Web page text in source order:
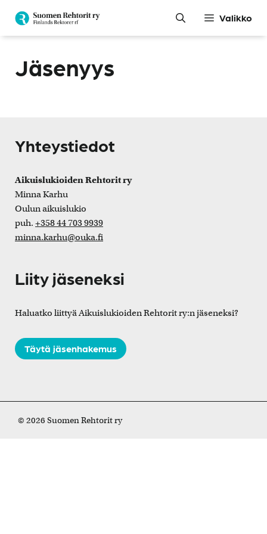
sisältöön
Valikko
Jäsenyys
Yhteystiedot
Aikuislukioiden Rehtorit ry
Minna Karhu
Oulun aikuislukio
puh. +358 44 703 9939
minna.karhu@ouka.fi
Liity jäseneksi
Haluatko liittyä Aikuislukioiden Rehtorit ry:n jäseneksi?
Täytä jäsenhakemus
© 2026 Suomen Rehtorit ry